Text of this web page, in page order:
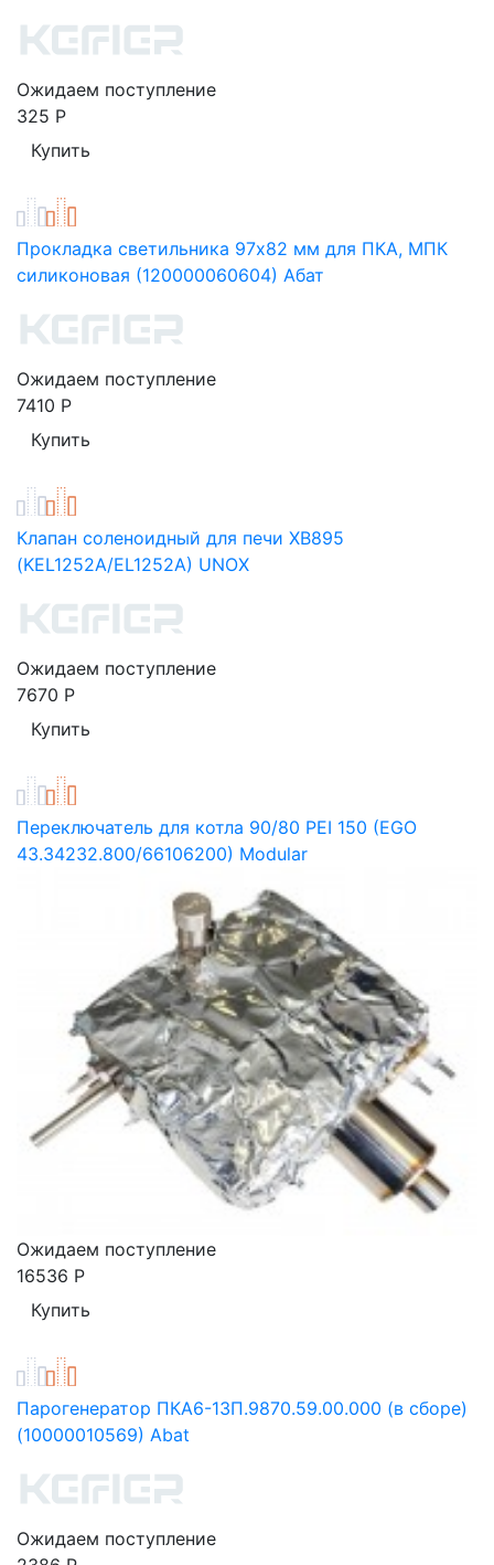
Ожидаем поступление
325 Р
Прокладка светильника 97х82 мм для ПКА, МПК
силиконовая (120000060604) Абат
Ожидаем поступление
7410 Р
Клапан соленоидный для печи XB895
(KEL1252A/EL1252A) UNOX
Ожидаем поступление
7670 Р
Переключатель для котла 90/80 PEI 150 (EGO
43.34232.800/66106200) Modular
Ожидаем поступление
16536 Р
Парогенератор ПКА6-13П.9870.59.00.000 (в сборе)
(10000010569) Abat
Ожидаем поступление